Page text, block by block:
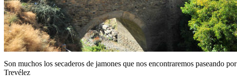
Son muchos los secaderos de jamones que nos encontraremos paseando por
Trevélez